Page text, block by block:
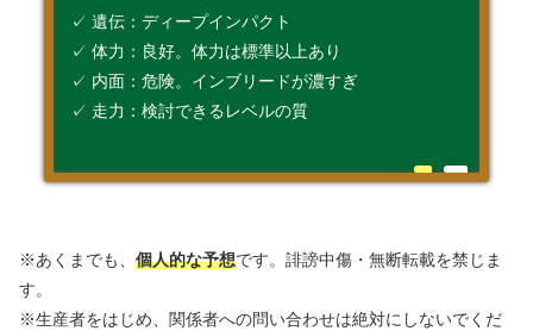
✓ 遺伝：ディープインパクト
✓ 体力：良好。体力は標準以上あり
✓ 内面：危険。インブリードが濃すぎ
✓ 走力：検討できるレベルの質
※あくまでも、 個人的な予想です。誹謗中傷・無断転載を禁じま
す。
※生産者をはじめ、関係者への問い合わせは絶対にしないでくだ